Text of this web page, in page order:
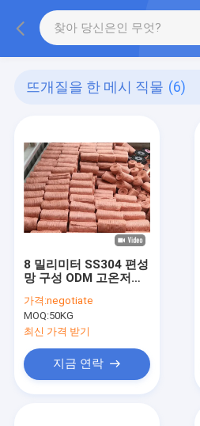
뜨개질을 한 메시 직물 (6)
8 밀리미터 SS304 편성
망 구성 ODM 고온저항
가격:negotiate
MOQ:50KG
최신 가격 받기
지금 연락